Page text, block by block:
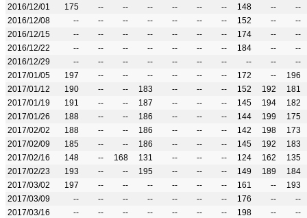
2016/12/01 175 -- -- -- -- -- -- 148 --
--
2016/12/08
-- -- -- -- -- -- -- 152 --
--
2016/12/15
-- -- -- -- -- -- -- 174 --
--
2016/12/22
-- -- -- -- -- -- -- 184 --
--
2016/12/29
-- -- -- -- -- -- -- -- --
--
2017/01/05
197 -- -- -- -- -- -- 172 --
196
2017/01/12
190 -- -- 183 -- -- -- 152 192
181
2017/01/19
191 -- -- 187 -- -- -- 145 194
182
2017/01/26
188 -- -- 186 -- -- -- 144 199
175
2017/02/02
188 -- -- 186 -- -- -- 142 198
173
2017/02/09
185 -- -- 186 -- -- -- 145 192
183
2017/02/16
148 -- 168 131 -- -- -- 124 162
135
2017/02/23
193 -- -- 195 -- -- -- 149 189
184
2017/03/02
197 -- -- -- -- -- -- 161 --
193
2017/03/09
-- -- -- -- -- -- -- 176 --
--
2017/03/16
-- -- -- -- -- -- -- 198 --
--